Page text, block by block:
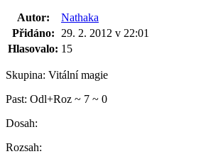
Autor:
Nathaka
Přidáno:
29. 2. 2012 v 22:01
Hlasovalo: 15
Skupina: Vitální magie
Past: Odl+Roz ~ 7 ~ 0
Dosah:
Rozsah: